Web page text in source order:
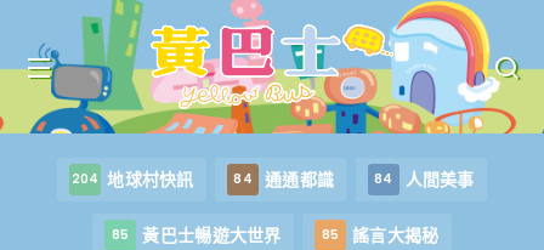
204 地球村快訊 84 通通都識 84 人間美事
85 黃巴士暢遊大世界 85 謠言大揭秘